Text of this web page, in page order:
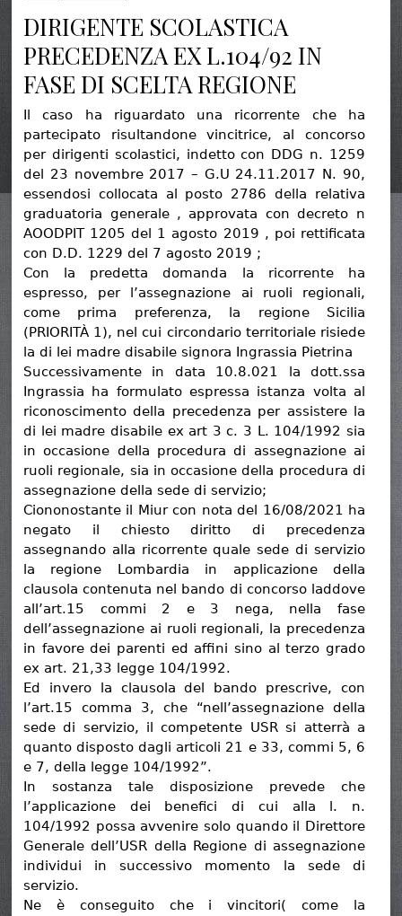
DIRIGENTE SCOLASTICA
PRECEDENZA EX L.104/92 IN
FASE DI SCELTA REGIONE
Il caso ha riguardato una ricorrente che ha
partecipato risultandone vincitrice, al concorso
per dirigenti scolastici, indetto con DDG n. 1259
del 23 novembre 2017 – G.U 24.11.2017 N. 90,
essendosi collocata al posto 2786 della relativa
graduatoria generale , approvata con decreto n
AOODPIT 1205 del 1 agosto 2019 , poi rettificata
con D.D. 1229 del 7 agosto 2019 ;
Con la predetta domanda la ricorrente ha
espresso, per l’assegnazione ai ruoli regionali,
come prima preferenza, la regione Sicilia
(PRIORITÀ 1), nel cui circondario territoriale risiede
la di lei madre disabile signora Ingrassia Pietrina
Successivamente in data 10.8.021 la dott.ssa
Ingrassia ha formulato espressa istanza volta al
riconoscimento della precedenza per assistere la
di lei madre disabile ex art 3 c. 3 L. 104/1992 sia
in occasione della procedura di assegnazione ai
ruoli regionale, sia in occasione della procedura di
assegnazione della sede di servizio;
Ciononostante il Miur con nota del 16/08/2021 ha
negato il chiesto diritto di precedenza
assegnando alla ricorrente quale sede di servizio
la regione Lombardia in applicazione della
clausola contenuta nel bando di concorso laddove
all’art.15 commi 2 e 3 nega, nella fase
dell’assegnazione ai ruoli regionali, la precedenza
in favore dei parenti ed affini sino al terzo grado
ex art. 21,33 legge 104/1992.
Ed invero la clausola del bando prescrive, con
l’art.15 comma 3, che “nell’assegnazione della
sede di servizio, il competente USR si atterrà a
quanto disposto dagli articoli 21 e 33, commi 5, 6
e 7, della legge 104/1992”.
In sostanza tale disposizione prevede che
l’applicazione dei benefici di cui alla l. n.
104/1992 possa avvenire solo quando il Direttore
Generale dell’USR della Regione di assegnazione
individui in successivo momento la sede di
servizio.
Ne è conseguito che i vincitori( come la